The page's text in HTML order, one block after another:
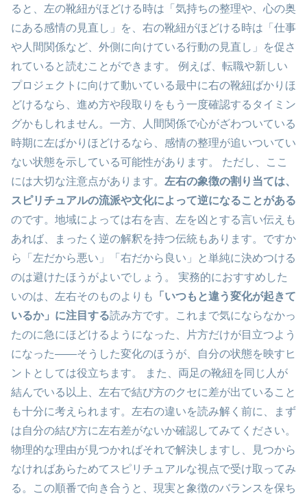
ると、左の靴紐がほどける時は「気持ちの整理や、心の奥
にある感情の見直し」を、右の靴紐がほどける時は「仕事
や人間関係など、外側に向けている行動の見直し」を促さ
れていると読むことができます。 例えば、転職や新しい
プロジェクトに向けて動いている最中に右の靴紐ばかりほ
どけるなら、進め方や段取りをもう一度確認するタイミン
グかもしれません。一方、人間関係で心がざわついている
時期に左ばかりほどけるなら、感情の整理が追いついてい
ない状態を示している可能性があります。 ただし、ここ
には大切な注意点があります。 左右の象徴の割り当ては、
スピリチュアルの流派や文化によって逆になることがある
のです。地域によっては右を吉、左を凶とする言い伝えも
あれば、まったく逆の解釈を持つ伝統もあります。ですか
ら「左だから悪い」「右だから良い」と単純に決めつける
のは避けたほうがよいでしょう。 実務的におすすめした
いのは、左右そのものよりも
「いつもと違う変化が起きて
いるか」に注目する読み方です。これまで気にならなかっ
たのに急にほどけるようになった、片方だけが目立つよう
になった——そうした変化のほうが、自分の状態を映すヒ
ントとしては役立ちます。 また、両足の靴紐を同じ人が
結んでいる以上、左右で結び方のクセに差が出ていること
も十分に考えられます。左右の違いを読み解く前に、まず
は自分の結び方に左右差がないか確認してみてください。
物理的な理由が見つかればそれで解決しますし、見つから
なければあらためてスピリチュアルな視点で受け取ってみ
る。この順番で向き合うと、現実と象徴のバランスを保ち